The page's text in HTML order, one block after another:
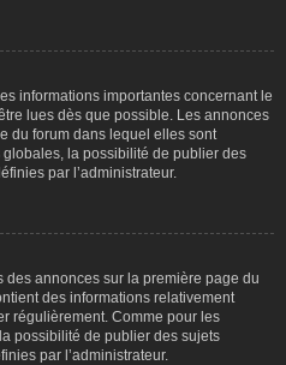
informations importantes concernant le
lues dès que possible. Les annonces
du forum dans lequel elles sont
la possibilité de publier des
par l’administrateur.
annonces sur la première page du
des informations relativement
régulièrement. Comme pour les
possibilité de publier des sujets
par l’administrateur.